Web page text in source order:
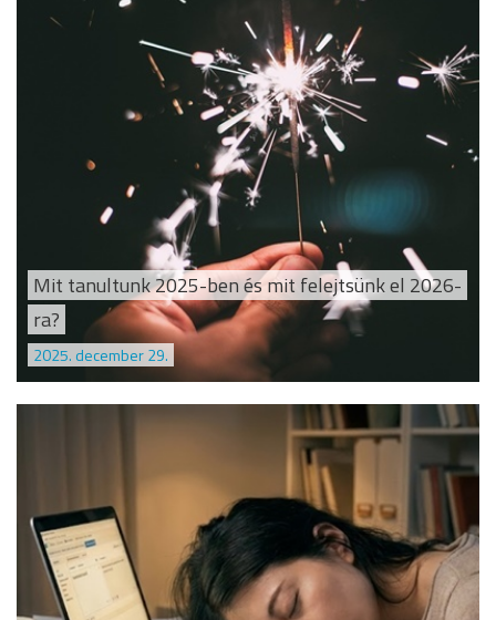
Mit tanultunk 2025-ben és mit felejtsünk el 2026-
ra?
2025. december 29.